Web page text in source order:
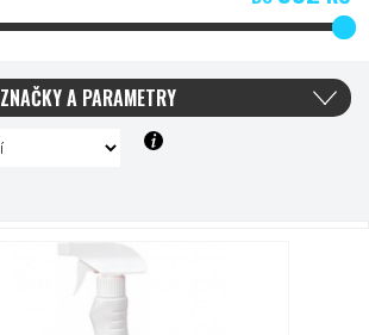
ZNAČKY A PARAMETRY